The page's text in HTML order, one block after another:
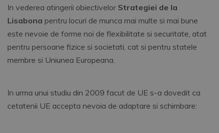
In vederea atingerii obiectivelor Strategiei de la
Lisabona pentru locuri de munca mai multe si mai bune
este nevoie de forme noi de flexibilitate si securitate, atat
pentru persoane fizice si societati, cat si pentru statele
membre si Uniunea Europeana.
In urma unui studiu din 2009 facut de UE s-a dovedit ca
cetatenii UE accepta nevoia de adaptare si schimbare: